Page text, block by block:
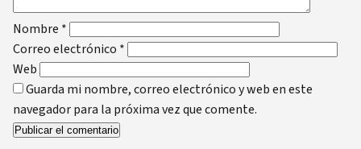
Nombre *
Correo electrónico *
Web
Guarda mi nombre, correo electrónico y web en este
navegador para la próxima vez que comente.